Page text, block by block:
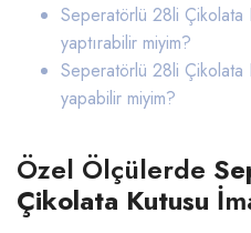
Seperatörlü 28li Çikolata
yaptırabilir miyim?
Seperatörlü 28li Çikolata
yapabilir miyim?
Özel Ölçülerde
Çikolata Kutusu